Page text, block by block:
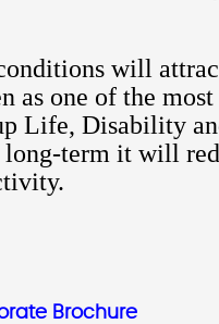
will
as one of the
Life, Disability
term it will
Brochure